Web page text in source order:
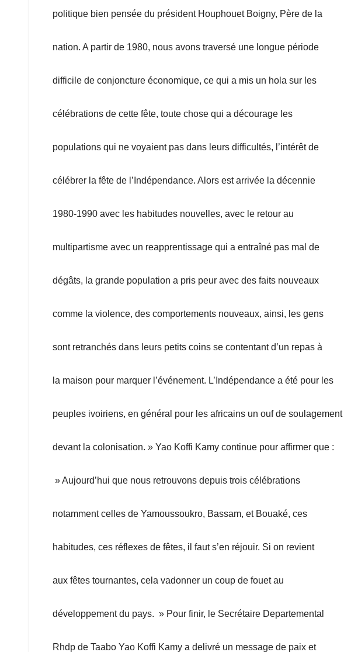
politique bien pensée du président Houphouet Boigny, Père de la
nation. A partir de 1980, nous avons traversé une longue période
difficile de conjoncture économique, ce qui a mis un hola sur les
célébrations de cette fête, toute chose qui a décourage les
populations qui ne voyaient pas dans leurs difficultés, l’intérêt de
célébrer la fête de l’Indépendance. Alors est arrivée la décennie
1980-1990 avec les habitudes nouvelles, avec le retour au
multipartisme avec un reapprentissage qui a entraîné pas mal de
dégâts, la grande population a pris peur avec des faits nouveaux
comme la violence, des comportements nouveaux, ainsi, les gens
sont retranchés dans leurs petits coins se contentant d’un repas à
la maison pour marquer l’événement. L’Indépendance a été pour les
peuples ivoiriens, en général pour les africains un ouf de soulagement
devant la colonisation. » Yao Koffi Kamy continue pour affirmer que :
» Aujourd’hui que nous retrouvons depuis trois célébrations
notamment celles de Yamoussoukro, Bassam, et Bouaké, ces
habitudes, ces réflexes de fêtes, il faut s’en réjouir. Si on revient
aux fêtes tournantes, cela vadonner un coup de fouet au
développement du pays. » Pour finir, le Secrétaire Departemental
Rhdp de Taabo Yao Koffi Kamy a delivré un message de paix et